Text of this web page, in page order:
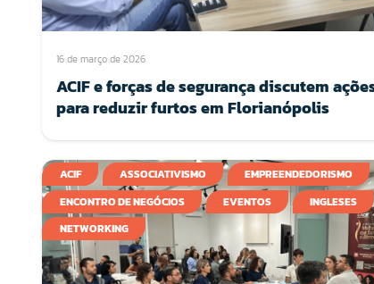
16 de março de 2026
ACIF e forças de segurança discutem
para reduzir furtos em Florianópolis
ACIF ASSOCIATIVISMO
EMPREENDEDORISMO
ENCONTRO DE NEGÓCIOS
EVENTOS
INGLESES
NETWORKING